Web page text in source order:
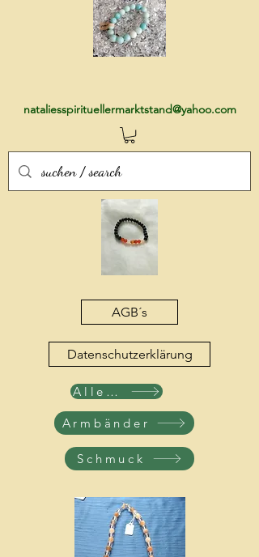
nataliesspirituellermarktstand@yahoo.com
AGB´s
Datenschutzerklärung
Alle Produkte
Armbänder
Schmuck